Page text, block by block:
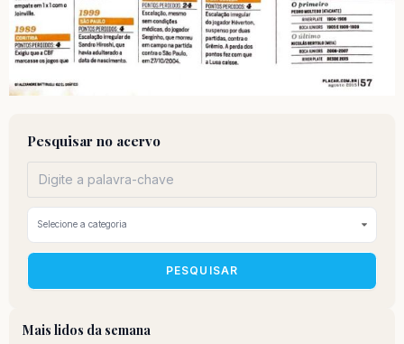
Pesquisar no acervo
PESQUISAR
Mais lidos da semana